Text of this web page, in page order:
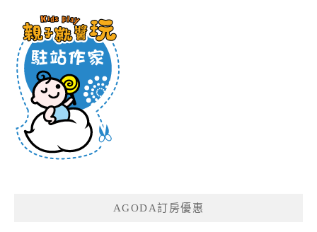
AGODA訂房優惠